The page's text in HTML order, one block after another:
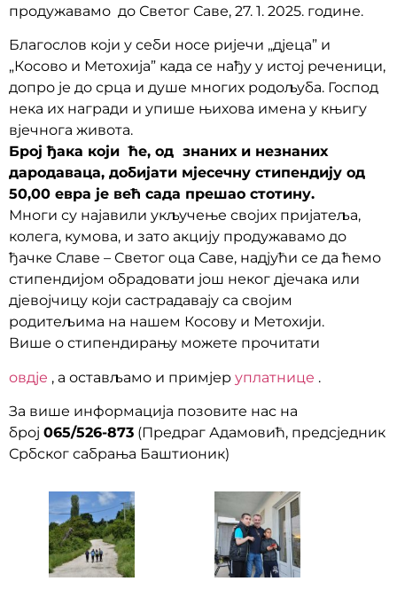
продужавамо до Светог Саве, 27. 1. 2025. године.
Благослов који у себи носе ријечи „дјеца” и
„Косово и Метохија” када се нађу у истој реченици,
допро је до срца и душе многих родољуба. Господ
нека их награди и упише њихова имена у књигу
вјечнога живота.
Број ђака који ће, од знаних и незнаних
дародаваца, добијати мјесечну стипендију од
50,00 евра је већ сада прешао стотину.
Многи су најавили укључење својих пријатеља,
колега, кумова, и зато акцију продужавамо до
ђачке Славе – Светог оца Саве, надјући се да ћемо
стипендијом обрадовати још неког дјечака или
дјевојчицу који састрадавају са својим
родитељима на нашем Косову и Метохији.
Више о стипендирању можете прочитати
овдје , а остављамо и примјер уплатнице .
За више информација позовите нас на
број 065/526-873 (Предраг Адамовић, предсједник
Србског сабрања Баштионик)